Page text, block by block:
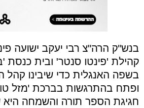
בנש"ק הרה"צ רבי יעקב ישועה
קהילת 'פינטו סנטר' ובית כנסת
בשפה האנגלית כדי שיבינו
ופתח בהתרגשות בברכת 'מזל
חגיגת הספר תורה והשמחה היא